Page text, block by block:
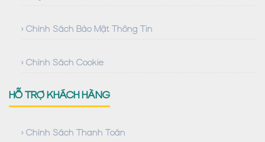
› Chính Sách Bảo Mật Thông Tin
› Chính Sách Cookie
HỖ TRỢ KHÁCH HÀNG
› Chính Sách Thanh Toán